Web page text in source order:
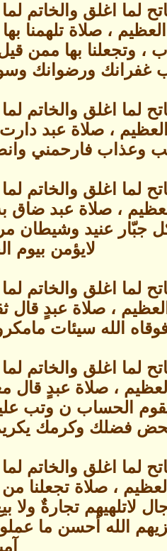
لما اغلق والخاتم
، صلاة تلهمنا
، وتجعلنا بها ممن
غفرانك ورضوانك
لما اغلق والخاتم
، صلاة عبد
وعذاب فارحمني
لما اغلق والخاتم
، صلاة عبد ضاق
جبّار عنيد
لايؤمن بيوم
لما اغلق والخاتم
، صلاة عبدٍ قال
فوقاه الله سيئات
لما اغلق والخاتم
، صلاة عبدٍ قال
الحساب ن وتب
فضلك وكرمك
لما اغلق والخاتم
، صلاة تجعلنا
لاتلهيهم تجارةٌ ولا
الله أحسن ما